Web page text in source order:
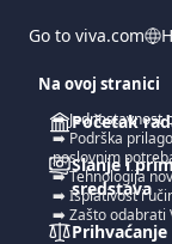
Go to viva.com
Početak
Slanje i
sredstava
Na ovoj stranici
➡️ Jednostavnost
➡️ Podrška
poslovnim
➡️ Tehnologija
➡️ Isplativost i
➡️ Zašto odabrati